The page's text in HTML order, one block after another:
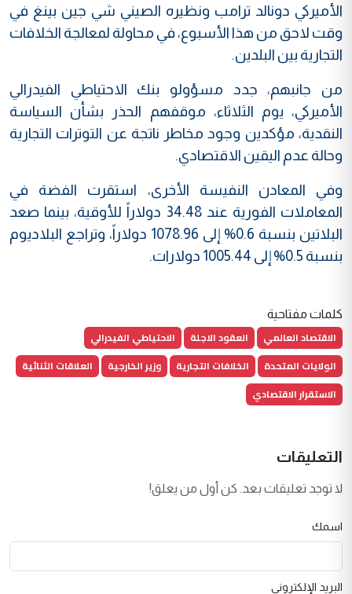
الأميركي دونالد ترامب ونظيره الصيني شي جين بينغ في
وقت لاحق من هذا الأسبوع، في محاولة لمعالجة الخلافات
التجارية بين البلدين.
من جانبهم، جدد مسؤولو بنك الاحتياطي الفيدرالي
الأميركي، يوم الثلاثاء، موقفهم الحذر بشأن السياسة
النقدية، مؤكدين وجود مخاطر ناتجة عن التوترات التجارية
وحالة عدم اليقين الاقتصادي.
وفي المعادن النفيسة الأخرى، استقرت الفضة في
المعاملات الفورية عند 34.48 دولاراً للأوقية، بينما صعد
البلاتين بنسبة 0.6% إلى 1078.96 دولاراً، وتراجع البلاديوم
بنسبة 0.5% إلى 1005.44 دولارات.
كلمات مفتاحية
الاقتصاد العالمي العقود الاجلة
الاحتياطي الفيدرالي
الولايات المتحدة
الخلافات التجارية وزير الخارجية
العلاقات الثنائية
الاستقرار الاقتصادي
التعليقات
لا توجد تعليقات بعد. كن أول من يعلق!
اسمك
البريد الإلكتروني